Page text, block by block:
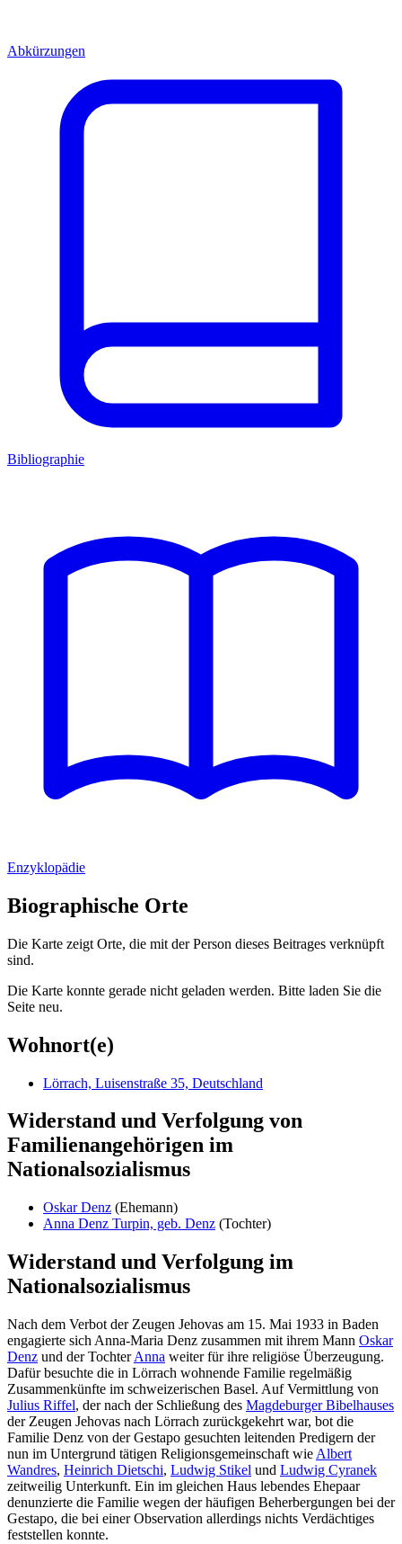
Abkürzungen
Bibliographie
Enzyklopädie
Biographische Orte
Die Karte zeigt Orte, die mit der Person dieses Beitrages verknüpft
sind.
Die Karte konnte gerade nicht geladen werden. Bitte laden Sie die
Seite neu.
Wohnort(e)
Lörrach, Luisenstraße 35, Deutschland
Widerstand und Verfolgung von
Familienangehörigen im
Nationalsozialismus
Oskar Denz (Ehemann)
Anna Denz Turpin, geb. Denz (Tochter)
Widerstand und Verfolgung im
Nationalsozialismus
Nach dem Verbot der Zeugen Jehovas am 15. Mai 1933 in Baden
engagierte sich Anna-Maria Denz zusammen mit ihrem Mann Oskar
Denz und der TochterAnna weiter für ihre religiöse Überzeugung.
Dafür besuchte die in Lörrach wohnende Familie regelmäßig
Zusammenkünfte im schweizerischen Basel. Auf Vermittlung von
Julius Riffel, der nach der Schließung des Magdeburger Bibelhauses
der Zeugen Jehovas nach Lörrach zurückgekehrt war, bot die
Familie Denz von der Gestapo gesuchten leitenden Predigern der
nun im Untergrund tätigen Religionsgemeinschaft wie Albert
Wandres, Heinrich Dietschi, Ludwig Stikel und Ludwig Cyranek
zeitweilig Unterkunft. Ein im gleichen Haus lebendes Ehepaar
denunzierte die Familie wegen der häufigen Beherbergungen bei der
Gestapo, die bei einer Observation allerdings nichts Verdächtiges
feststellen konnte.